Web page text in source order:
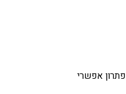
אפשרי